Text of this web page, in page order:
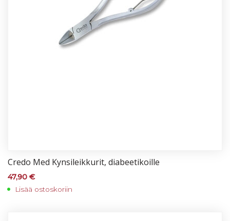
Cre­do Med Kyn­si­leik­ku­rit, dia­bee­ti­koil­le
47,90 €
Lisää ostoskoriin